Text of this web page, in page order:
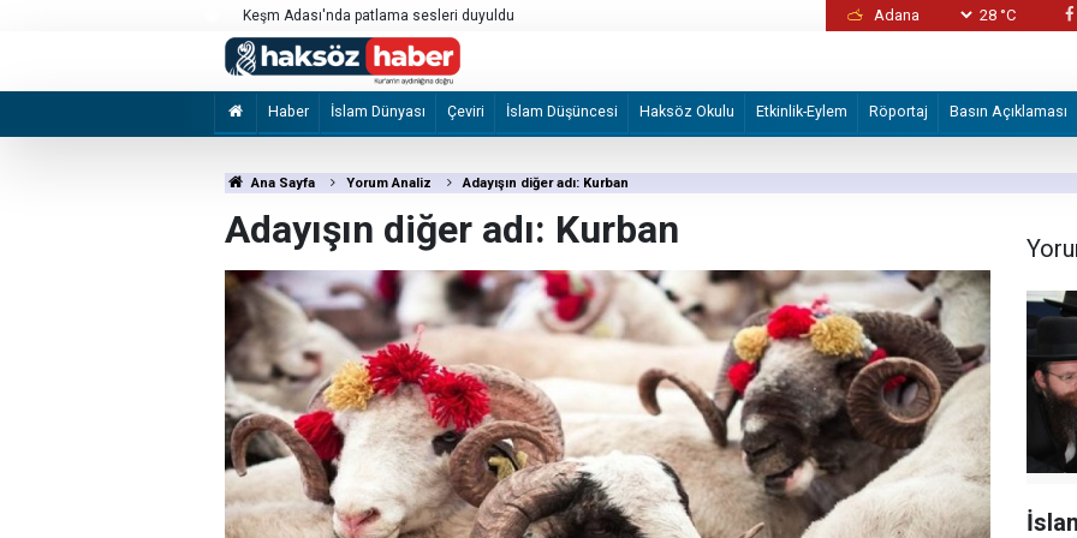
Keşm Adası'nda patlama sesleri duyuldu
İzmir Büyükşehir Belediyesine yönelik
28 °C
Haber İslam Dünyası Çeviri İslam Düşüncesi Haksöz Okulu Etkinlik-Eylem Röportaj Basın Açıklaması
Ana Sayfa Yorum Analiz Adayışın diğer adı: Kurban
Adayışın diğer adı: Kurban